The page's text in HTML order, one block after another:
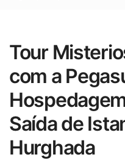
Tour
com a
Saída de
Hurghada